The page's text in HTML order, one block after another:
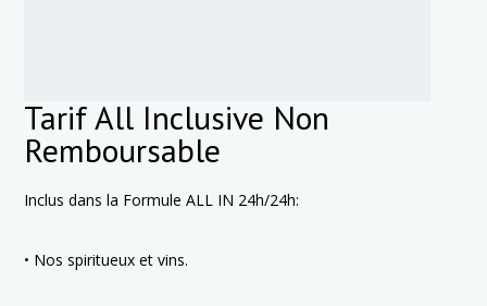
Tarif All Inclusive Non
Remboursable
Inclus dans la Formule ALL IN 24h/24h:
• Nos spiritueux et vins.